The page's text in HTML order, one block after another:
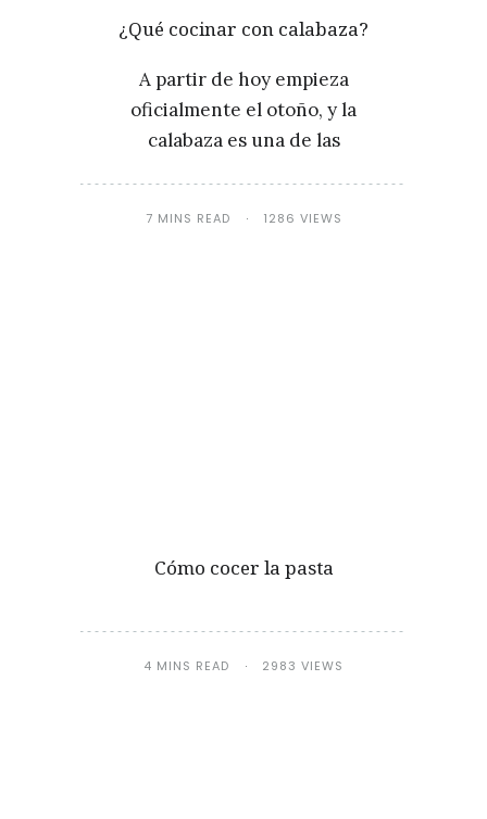
¿Qué cocinar con calabaza?
A partir de hoy empieza
oficialmente el otoño, y la
calabaza es una de las
7 MINS READ 1286 VIEWS
Cómo cocer la pasta
4 MINS READ 2983 VIEWS